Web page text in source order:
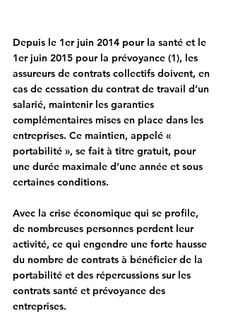
Depuis le 1er juin 2014 pour la santé et le
1er juin 2015 pour la prévoyance (1), les
assureurs de contrats collectifs doivent, en
cas de cessation du contrat de travail d’un
salarié, maintenir les garanties
complémentaires mises en place dans les
entreprises. Ce maintien, appelé «
portabilité », se fait à titre gratuit, pour
une durée maximale d’une année et sous
certaines conditions.
Avec la crise économique qui se profile,
de nombreuses personnes perdent leur
activité, ce qui engendre une forte hausse
du nombre de contrats à bénéficier de la
portabilité et des répercussions sur les
contrats santé et prévoyance des
entreprises.